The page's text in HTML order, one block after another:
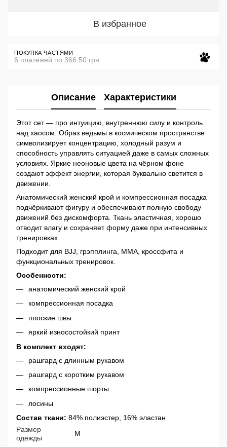
В избранное
ПОКУПКА ЧАСТЯМИ
6 платежей по 366.50 грн
Описание Характеристики
Этот сет — про интуицию, внутреннюю силу и контроль
над хаосом. Образ ведьмы в космическом пространстве
символизирует концентрацию, холодный разум и
способность управлять ситуацией даже в самых сложных
условиях. Яркие неоновые цвета на чёрном фоне
создают эффект энергии, которая буквально светится в
движении.
Анатомический женский крой и компрессионная посадка
подчёркивают фигуру и обеспечивают полную свободу
движений без дискомфорта. Ткань эластичная, хорошо
отводит влагу и сохраняет форму даже при интенсивных
тренировках.
Подходит для BJJ, грэпплинга, ММА, кроссфита и
функциональных тренировок.
Особенности:
анатомический женский крой
компрессионная посадка
плоские швы
яркий износостойкий принт
В комплект входят:
рашгард с длинным рукавом
рашгард с коротким рукавом
компрессионные шорты
лосины
Состав ткани: 84% полиэстер, 16% эластан
Размер
одежды
M